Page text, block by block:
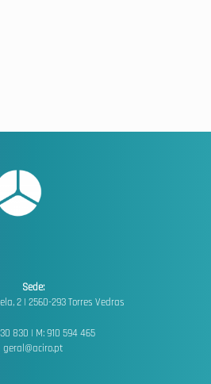
Sede:
2 | 2560-293 Torres Vedras
830 | M: 910 594 465
geral@aciro.pt